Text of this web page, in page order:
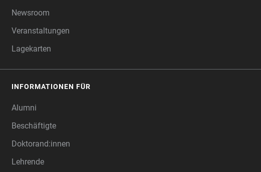
Newsroom
Veranstaltungen
Lagekarten
INFORMATIONEN FÜR
Alumni
Beschäftigte
Doktorand:innen
Lehrende